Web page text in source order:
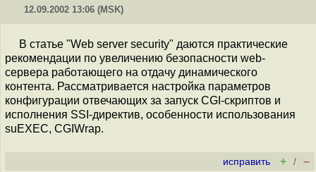
12.09.2002 13:06 (MSK)
В статье "Web server security" даются практические
рекомендации по увеличению безопасности web-
сервера работающего на отдачу динамического
контента. Рассматривается настройка параметров
конфигурации отвечающих за запуск CGI-скриптов и
исполнения SSI-директив, особенности использования
suEXEC, CGIWrap.
исправить + / –